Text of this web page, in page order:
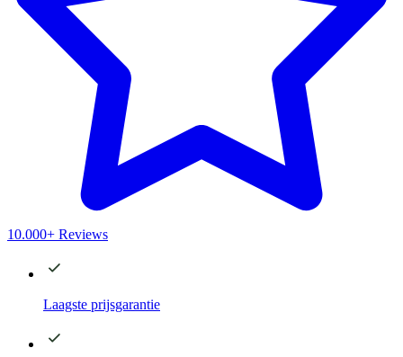
10.000+ Reviews
Laagste prijsgarantie